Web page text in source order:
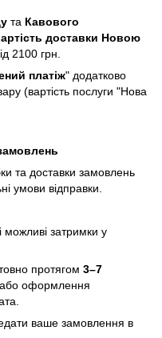
та Кавового
доставки Новою
2100 грн.
платіж" додатково
(вартість послуги "Нова
та доставки замовлень
умови відправки.
можливі затримки у
протягом 3–7
або оформлення
ваше замовлення в